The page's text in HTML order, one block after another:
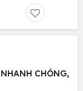
CHÓNG,